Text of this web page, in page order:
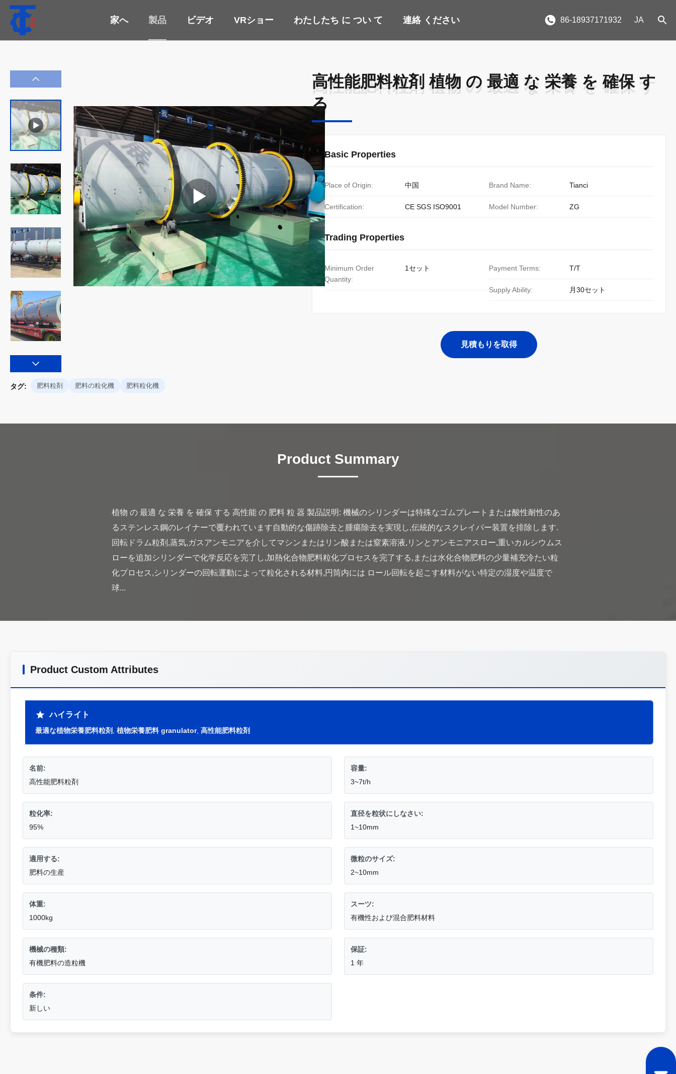
家へ 製品 ビデオ VRショー わたしたち に つい て 連絡 ください 86-18937171932 JA
高性能肥料粒剤 植物 の 最適 な 栄養 を 確保 す
る
高性能肥料粒剤 植物 の 最適 な 栄養 を 確保 す
る
Basic Properties
Place of Origin: 中国 Brand Name: Tianci
Certification: CE SGS ISO9001 Model Number: ZG
Trading Properties
Minimum Order
Quantity:
1セット Payment Terms: T/T
Supply Ability: 月30セット
見積もりを取得
タグ: 肥料粒剤 肥料の粒化機 肥料粒化機
Product Summary
植物 の 最適 な 栄養 を 確保 する 高性能 の 肥料 粒 器 製品説明: 機械のシリンダーは特殊なゴムプレートまたは酸性耐性のあ
るステンレス鋼のレイナーで覆われています自動的な傷跡除去と腫瘍除去を実現し,伝統的なスクレイパー装置を排除します.
回転ドラム粒剤,蒸気,ガスアンモニアを介してマシンまたはリン酸または窒素溶液,リンとアンモニアスロー,重いカルシウムス
ローを追加シリンダーで化学反応を完了し,加熱化合物肥料粒化プロセスを完了する,または水化合物肥料の少量補充冷たい粒
化プロセス,シリンダーの回転運動によって粒化される材料,円筒内には ロール回転を起こす材料がない特定の湿度や温度で
Product Custom Attributes
ハイライト
最適な植物栄養肥料粒剤 植物栄養肥料 granulator, 高性能肥料粒剤
名前:
高性能肥料粒剤
容量:
3~7t/h
粒化率:
95%
直径を粒状にしなさい:
1~10mm
適用する:
肥料の生産
微粒のサイズ:
2~10mm
体重:
1000kg
スーツ:
有機性および混合肥料材料
機械の種類:
有機肥料の造粒機
保証:
1 年
条件:
新しい